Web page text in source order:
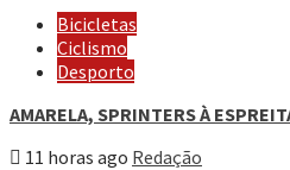
Bicicletas
Ciclismo
Desporto
AMARELA, SPRINTERS À
11 horas ago Redação